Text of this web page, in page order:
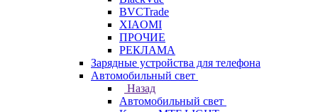
BVCTrade
XIAOMI
ПРОЧИЕ
РЕКЛАМА
Зарядные устройства для телефона
Автомобильный свет
Назад
Автомобильный свет